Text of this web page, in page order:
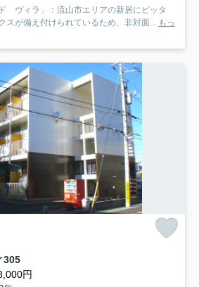
ヴィラ」：流山市エリアの新居にピッタ
スが備え付けられているため、非対面... もっ
305
円